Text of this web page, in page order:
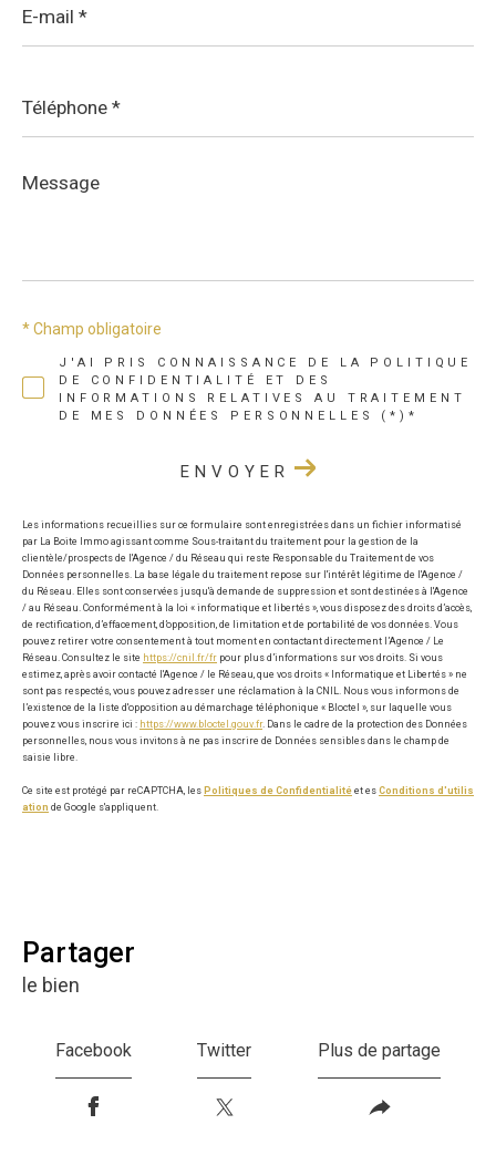
mail
*
*
Message
*
J'AI PRIS CONNAISSANCE DE LA POLITIQUE
DE CONFIDENTIALITÉ ET DES
INFORMATIONS RELATIVES AU TRAITEMENT
DE MES DONNÉES PERSONNELLES (*)*
* Champ obligatoire
ENVOYER
Les informations recueillies sur ce formulaire sont enregistrées dans un fichier informatisé
par La Boite Immo agissant comme Sous-traitant du traitement pour la gestion de la
clientèle/prospects de l'Agence / du Réseau qui reste Responsable du Traitement de vos
Données personnelles. La base légale du traitement repose sur l'intérêt légitime de l'Agence /
du Réseau. Elles sont conservées jusqu'à demande de suppression et sont destinées à l'Agence
/ au Réseau. Conformément à la loi « informatique et libertés », vous disposez des droits d’accès,
de rectification, d’effacement, d’opposition, de limitation et de portabilité de vos données. Vous
pouvez retirer votre consentement à tout moment en contactant directement l’Agence / Le
Réseau. Consultez le site https://cnil.fr/fr pour plus d’informations sur vos droits. Si vous
estimez, après avoir contacté l'Agence / le Réseau, que vos droits « Informatique et Libertés » ne
sont pas respectés, vous pouvez adresser une réclamation à la CNIL. Nous vous informons de
l’existence de la liste d'opposition au démarchage téléphonique « Bloctel », sur laquelle vous
pouvez vous inscrire ici : https://www.bloctel.gouv.fr. Dans le cadre de la protection des Données
personnelles, nous vous invitons à ne pas inscrire de Données sensibles dans le champ de
saisie libre.
Ce site est protégé par reCAPTCHA, les Politiques de Confidentialité et es Conditions d'utilis
ation de Google s'appliquent.
partager
le bien
Facebook Twitter Plus de partage